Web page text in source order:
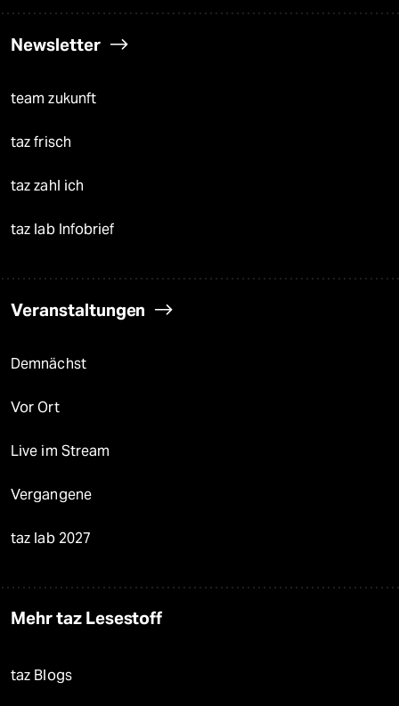
Newsletter
team zukunft
taz frisch
taz zahl ich
taz lab Infobrief
Veranstaltungen
Demnächst
Vor Ort
Live im Stream
Vergangene
taz lab 2027
Mehr taz Lesestoff
taz Blogs